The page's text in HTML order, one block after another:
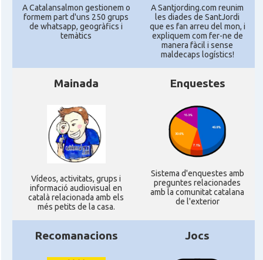
A Catalansalmon gestionem o
formem part d'uns 250 grups
de whatsapp, geogràfics i
temàtics
A Santjording.com reunim
les diades de SantJordi
que es fan arreu del mon, i
expliquem com fer-ne de
manera fàcil i sense
maldecaps logí­stics!
Mainada
Ví­deos, activitats, grups i
informació audiovisual en
català relacionada amb els
més petits de la casa.
Enquestes
Sistema d'enquestes amb
preguntes relacionades
amb la comunitat catalana
de l'exterior
Recomanacions Jocs